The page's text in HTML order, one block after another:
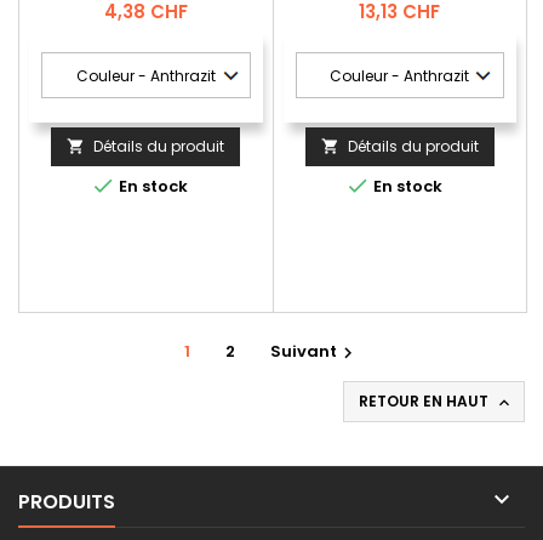
Prix
4,38 CHF
 Détails du produit
 En stock
Prix
13,13 CHF
 Détails du produit
 En stock
1 2 Suivant 
RETOUR EN HAUT 
PRODUITS 